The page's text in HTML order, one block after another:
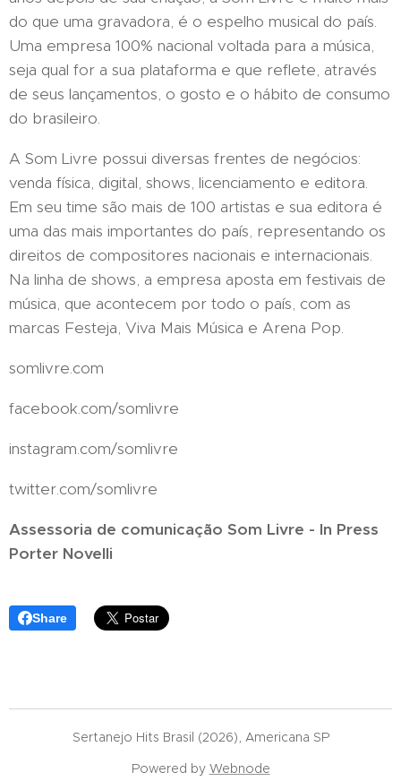
do que uma gravadora, é o espelho musical do país.
Uma empresa 100% nacional voltada para a música,
seja qual for a sua plataforma e que reflete, através
de seus lançamentos, o gosto e o hábito de consumo
do brasileiro.
A Som Livre possui diversas frentes de negócios:
venda física, digital, shows, licenciamento e editora.
Em seu time são mais de 100 artistas e sua editora é
uma das mais importantes do país, representando os
direitos de compositores nacionais e internacionais.
Na linha de shows, a empresa aposta em festivais de
música, que acontecem por todo o país, com as
marcas Festeja, Viva Mais Música e Arena Pop.
somlivre.com
facebook.com/somlivre
instagram.com/somlivre
twitter.com/somlivre
Assessoria de comunicação Som Livre - In Press
Porter Novelli
Share
Sertanejo Hits Brasil (2026), Americana SP
Powered by Webnode